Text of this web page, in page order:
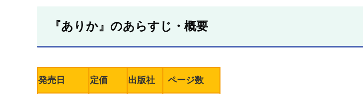
『ありか』のあらすじ・概要
発売日 定価 出版社 ページ数